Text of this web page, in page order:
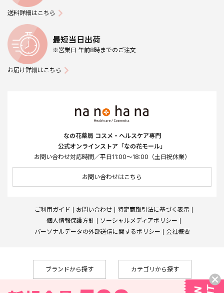
送料詳細はこちら
最短当日出荷
※営業日 午前8時までのご注文
お届け詳細はこちら
なの花薬局 コスメ・ヘルスケア専門
公式オンラインストア「なの花モール」
お問い合わせ対応時間／平日11:00～18:00（土日祝休業）
お問い合わせはこちら
ご利用ガイド お問い合わせ
特定商取引法に基づく表示
個人情報保護方針
ソーシャルメディアポリシー
パーソナルデータの外部送信に関するポリシー
会社概要
ブランドから探す カテゴリから探す
Copyright © Nanohana West Japan Co., Ltd., All Rights Reserved